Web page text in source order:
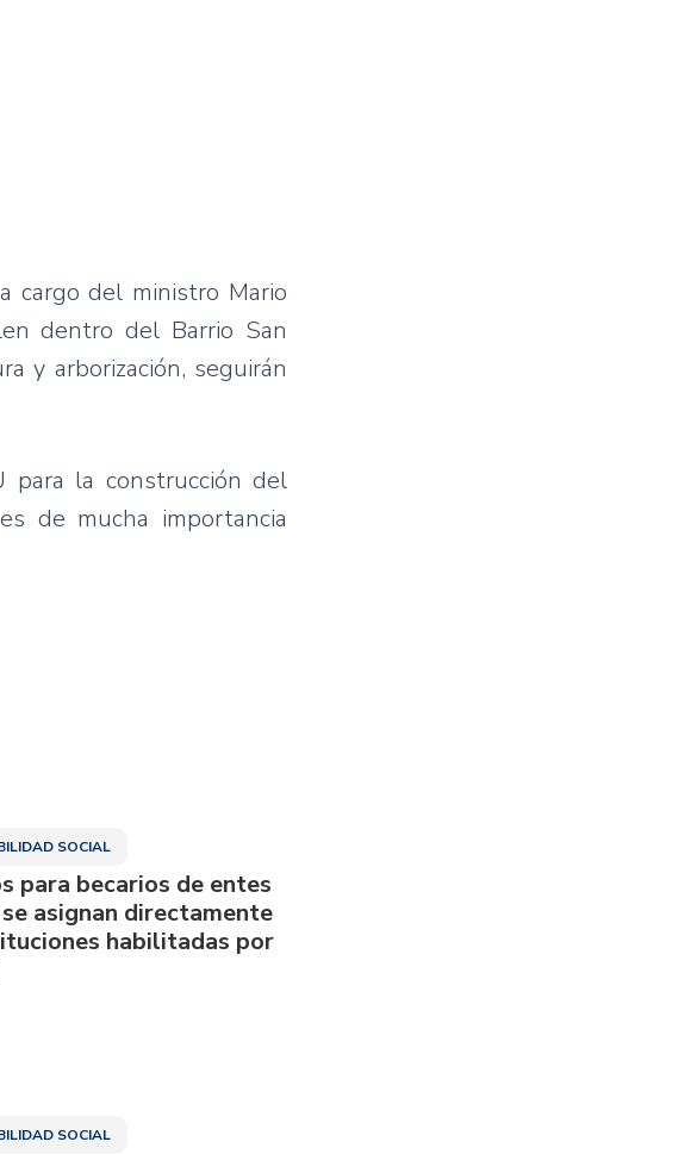
cargo del ministro Mario
dentro del Barrio San
y arborización, seguirán
para la construcción del
de mucha importancia
SOCIAL
para becarios de entes
asignan directamente
habilitadas por
SOCIAL